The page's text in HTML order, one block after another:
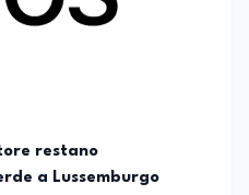
restano
a Lussemburgo